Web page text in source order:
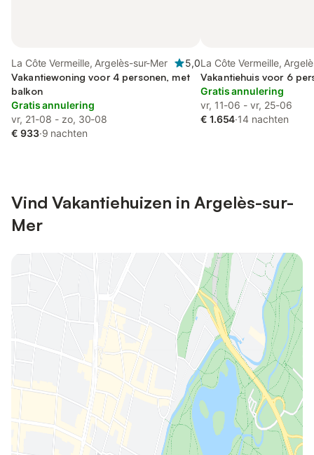
La Côte Vermeille, Argelès-sur-Mer
5,0
Vakantiewoning voor 4 personen, met
balkon
Gratis annulering
vr, 21-08 - zo, 30-08
€ 933·9 nachten
La Côte Vermeille,
Vakantiehuis voor 6
Gratis annulering
vr, 11-06 - vr, 25-06
€ 1.654·14 nachten
Vind Vakantiehuizen in Argelès-sur-
Mer